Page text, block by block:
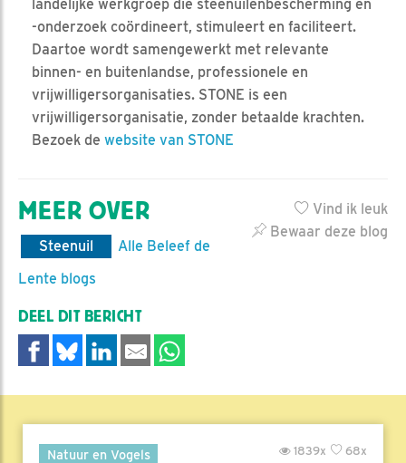
landelijke werkgroep die steenuilenbescherming en
-onderzoek coördineert, stimuleert en faciliteert.
Daartoe wordt samengewerkt met relevante
binnen- en buitenlandse, professionele en
vrijwilligersorganisaties. STONE is een
vrijwilligersorganisatie, zonder betaalde krachten.
Bezoek de website van STONE
Vind ik leuk
Bewaar deze blog
MEER OVER
Steenuil
Alle Beleef de
Lente blogs
DEEL DIT BERICHT
Natuur en Vogels 68x
1839x